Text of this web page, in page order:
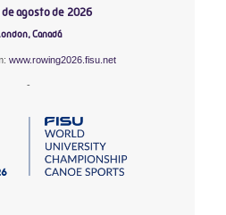
de agosto de 2026
Canadá
www.rowing2026.fisu.net
-